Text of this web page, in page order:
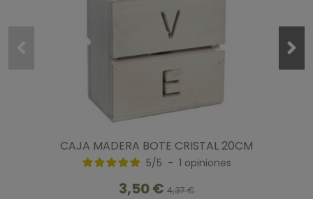
CAJA MADERA BOTE CRISTAL 20CM
5/5 - 1 opiniones
3,50 € 4,37 €